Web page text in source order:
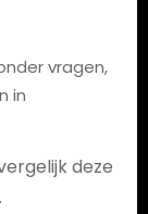
vragen,
in
deze